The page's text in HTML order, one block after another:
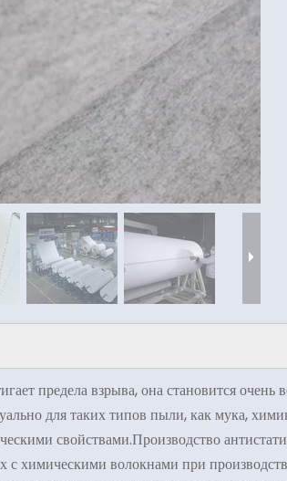
предела взрыва, она становится
для таких типов пыли, как мука,
свойствами.Производство
химическими волокнами при